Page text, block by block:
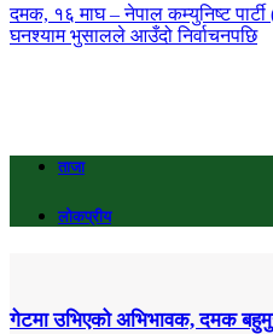
दमक, १६ माघ – नेपाल कम्युनिष्ट
घनश्याम भुसालले आउँदो निर्वाचनपछि
ताजा
लोकप्रीय
गेटमा उभिएको अभिभावक, दमक